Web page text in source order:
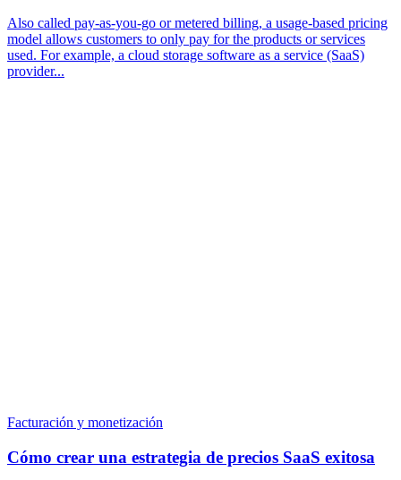
Also called pay-as-you-go or metered billing, a usage-based pricing
model allows customers to only pay for the products or services
used. For example, a cloud storage software as a service (SaaS)
provider...
Facturación y monetización
Cómo crear una estrategia de precios SaaS exitosa